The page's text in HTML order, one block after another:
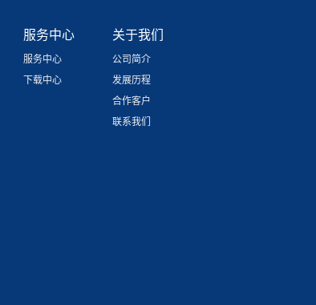
服务中心
服务中心
下载中心
关于我们
公司简介
发展历程
合作客户
联系我们